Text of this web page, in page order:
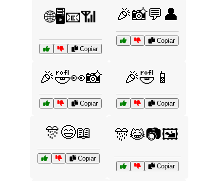
🌐🖥️📧📶
Copiar
🎉📸💬👤
Copiar
🎉🤣👀📸
Copiar
🎉🤣📱
Copiar
🎊😄📖
Copiar
🎊😹📷🖼️
Copiar